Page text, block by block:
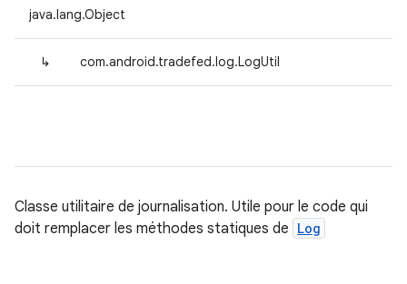
java.lang.Object
↳ com.android.tradefed.log.LogUtil
Classe utilitaire de journalisation. Utile pour le code qui
doit remplacer les méthodes statiques de Log